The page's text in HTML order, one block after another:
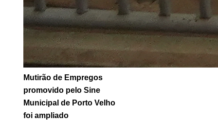
Mutirão de Empregos
promovido pelo Sine
Municipal de Porto Velho
foi ampliado